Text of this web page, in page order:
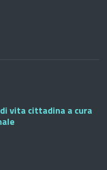
vita cittadina a cura